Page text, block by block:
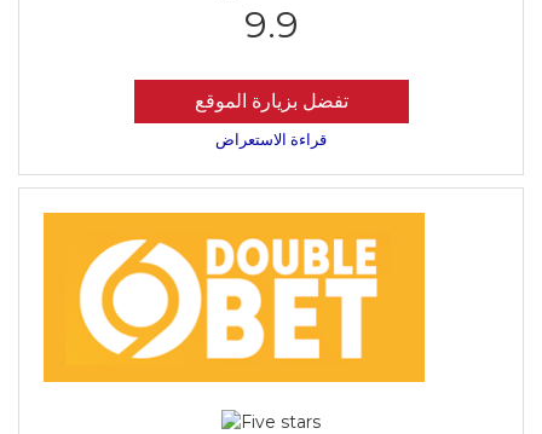
9.9
تفضل بزيارة الموقع
قراءة الاستعراض